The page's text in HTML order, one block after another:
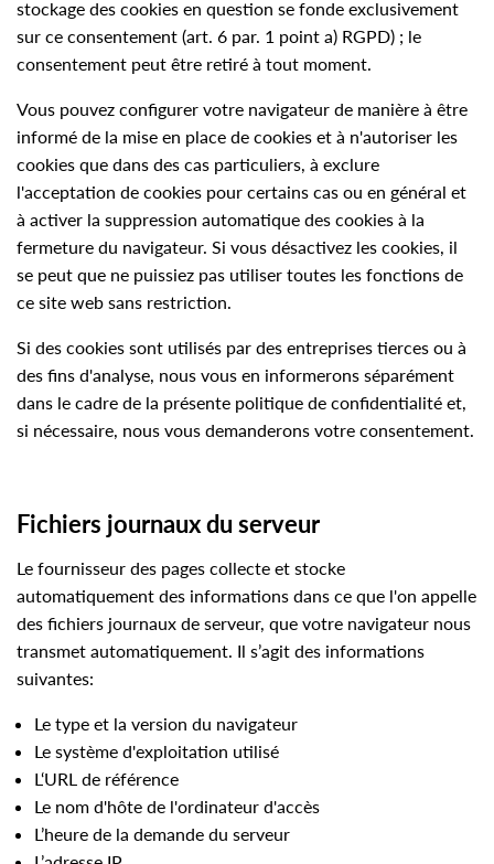
stockage des cookies en question se fonde exclusivement
sur ce consentement (art. 6 par. 1 point a) RGPD) ; le
consentement peut être retiré à tout moment.
Vous pouvez configurer votre navigateur de manière à être
informé de la mise en place de cookies et à n'autoriser les
cookies que dans des cas particuliers, à exclure
l'acceptation de cookies pour certains cas ou en général et
à activer la suppression automatique des cookies à la
fermeture du navigateur. Si vous désactivez les cookies, il
se peut que ne puissiez pas utiliser toutes les fonctions de
ce site web sans restriction.
Si des cookies sont utilisés par des entreprises tierces ou à
des fins d'analyse, nous vous en informerons séparément
dans le cadre de la présente politique de confidentialité et,
si nécessaire, nous vous demanderons votre consentement.
Fichiers journaux du serveur
Le fournisseur des pages collecte et stocke
automatiquement des informations dans ce que l'on appelle
des fichiers journaux de serveur, que votre navigateur nous
transmet automatiquement. Il s’agit des informations
suivantes:
Le type et la version du navigateur
Le système d'exploitation utilisé
L‘URL de référence
Le nom d'hôte de l'ordinateur d'accès
L’heure de la demande du serveur